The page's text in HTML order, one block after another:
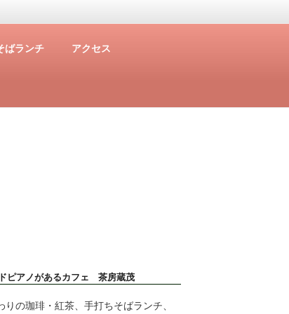
ばランチ アクセス
ピアノがあるカフェ 茶房蔵茂
りの珈琲・紅茶、手打ちそばランチ、